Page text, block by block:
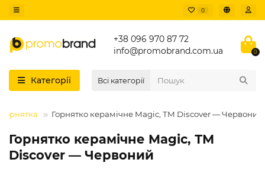
0
+38 096 970 87 72
info@promobrand.com.ua
0
Категорії Всі категорії
Горнятка Горнятко керамічне Magic, ТМ Discover — Червоний
Горнятко керамічне Magic, ТМ
Discover — Червоний